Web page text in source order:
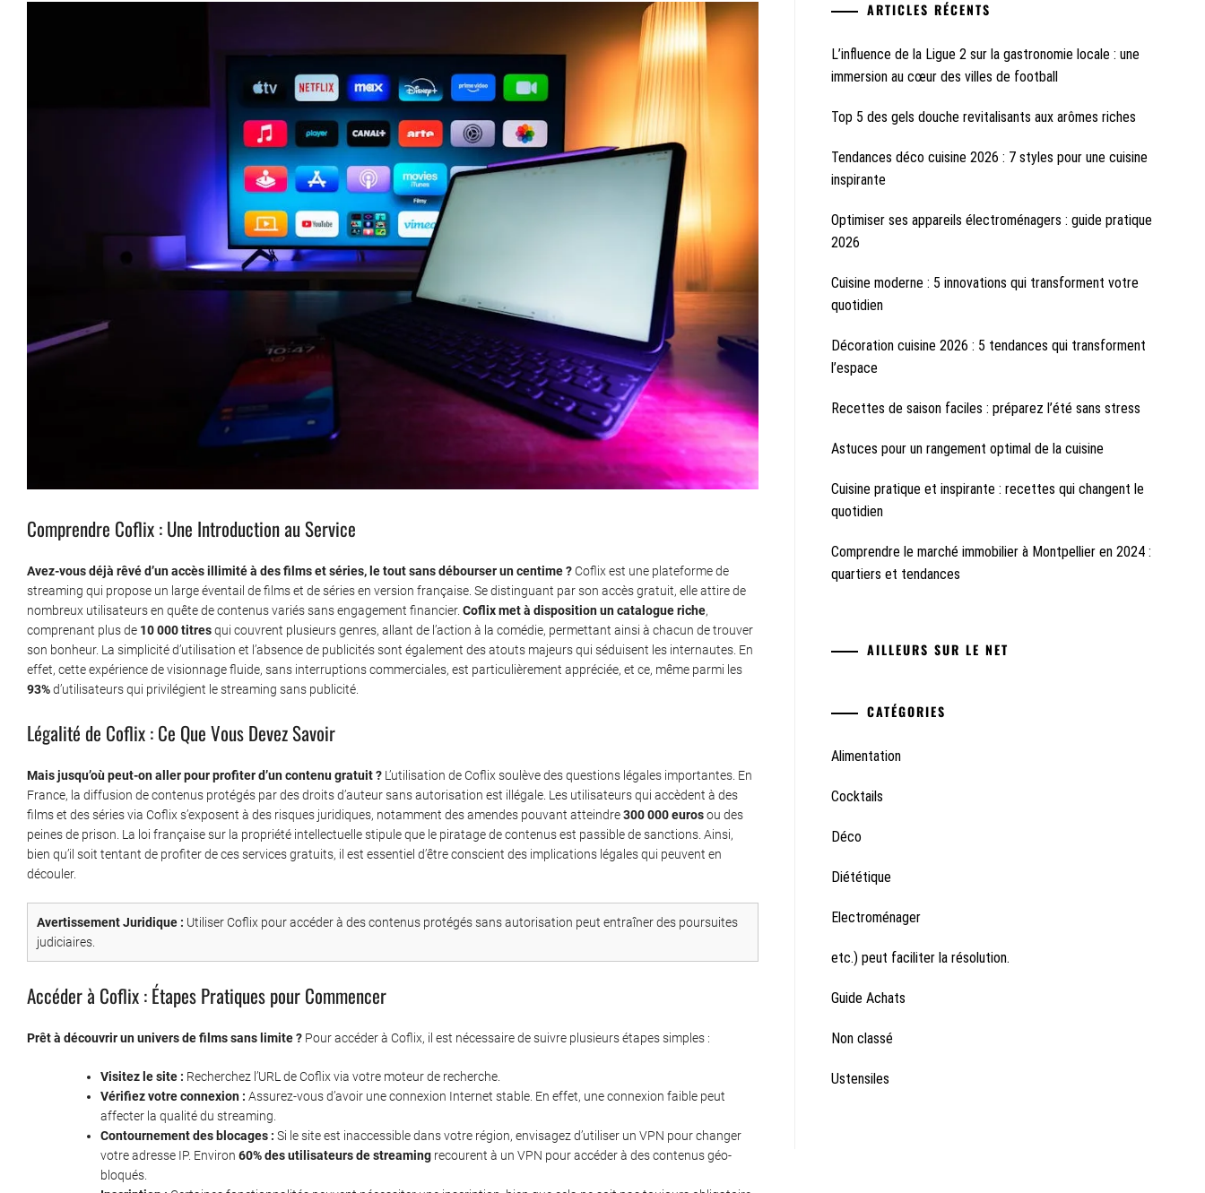
Comprendre Coflix : Une Introduction au Service
Avez-vous déjà rêvé d’un accès illimité à des films et séries, le tout sans débourser un centime ? Coflix est une plateforme de
streaming qui propose un large éventail de films et de séries en version française. Se distinguant par son accès gratuit, elle attire de
nombreux utilisateurs en quête de contenus variés sans engagement financier. Coflix met à disposition un catalogue riche,
comprenant plus de 10 000 titresqui couvrent plusieurs genres, allant de l’action à la comédie, permettant ainsi à chacun de trouver
son bonheur. La simplicité d’utilisation et l’absence de publicités sont également des atouts majeurs qui séduisent les internautes. En
effet, cette expérience de visionnage fluide, sans interruptions commerciales, est particulièrement appréciée, et ce, même parmi les
93%d’utilisateurs qui privilégient le streaming sans publicité.
Légalité de Coflix : Ce Que Vous Devez Savoir
Mais jusqu’où peut-on aller pour profiter d’un contenu gratuit ? L’utilisation de Coflix soulève des questions légales importantes. En
France, la diffusion de contenus protégés par des droits d’auteur sans autorisation est illégale. Les utilisateurs qui accèdent à des
films et des séries via Coflix s’exposent à des risques juridiques, notamment des amendes pouvant atteindre300 000 eurosou des
peines de prison. La loi française sur la propriété intellectuelle stipule que le piratage de contenus est passible de sanctions. Ainsi,
bien qu’il soit tentant de profiter de ces services gratuits, il est essentiel d’être conscient des implications légales qui peuvent en
découler.
Avertissement Juridique : Utiliser Coflix pour accéder à des contenus protégés sans autorisation peut entraîner des poursuites
judiciaires.
Accéder à Coflix : Étapes Pratiques pour Commencer
Prêt à découvrir un univers de films sans limite ? Pour accéder à Coflix, il est nécessaire de suivre plusieurs étapes simples :
Visitez le site : Recherchez l’URL de Coflix via votre moteur de recherche.
Vérifiez votre connexion : Assurez-vous d’avoir une connexion Internet stable. En effet, une connexion faible peut
affecter la qualité du streaming.
Contournement des blocages : Si le site est inaccessible dans votre région, envisagez d’utiliser un VPN pour changer
votre adresse IP. Environ 60% des utilisateurs de streaming recourent à un VPN pour accéder à des contenus géo-
bloqués.
ARTICLES RÉCENTS
L’influence de la Ligue 2 sur la gastronomie locale : une
immersion au cœur des villes de football
Top 5 des gels douche revitalisants aux arômes riches
Tendances déco cuisine 2026 : 7 styles pour une cuisine
inspirante
Optimiser ses appareils électroménagers : guide pratique
2026
Cuisine moderne : 5 innovations qui transforment votre
quotidien
Décoration cuisine 2026 : 5 tendances qui transforment
l’espace
Recettes de saison faciles : préparez l’été sans stress
Astuces pour un rangement optimal de la cuisine
Cuisine pratique et inspirante : recettes qui changent le
quotidien
Comprendre le marché immobilier à Montpellier en 2024 :
quartiers et tendances
AILLEURS SUR LE NET
CATÉGORIES
Alimentation
Cocktails
Déco
Diététique
Electroménager
etc.) peut faciliter la résolution.
Guide Achats
Non classé
Ustensiles